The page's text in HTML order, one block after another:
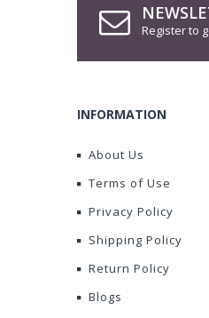
Register to
INFORMATION
About Us
Terms of Use
Privacy Policy
Shipping Policy
Return Policy
Blogs